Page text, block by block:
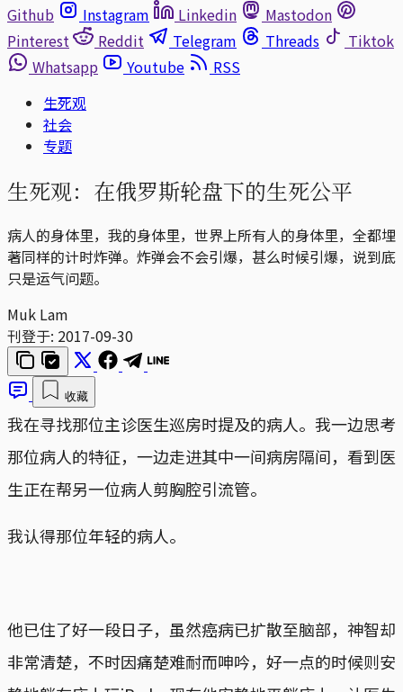
Github
Instagram Linkedin
Mastodon
Pinterest
Reddit Telegram Threads
Tiktok
Whatsapp
Youtube
RSS
生死观
社会
专题
生死观：在俄罗斯轮盘下的生死公平
病人的身体里，我的身体里，世界上所有人的身体里，全都埋
著同样的计时炸弹。炸弹会不会引爆，甚么时候引爆，说到底
只是运气问题。
Muk Lam
刊登于: 2017-09-30
收藏
我在寻找那位主诊医生巡房时提及的病人。我一边思考
那位病人的特征，一边走进其中一间病房隔间，看到医
生正在帮另一位病人剪胸腔引流管。
我认得那位年轻的病人。
他已住了好一段日子，虽然癌病已扩散至脑部，神智却
非常清楚，不时因痛楚难耐而呻吟，好一点的时候则安